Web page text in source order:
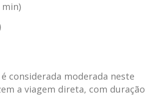
min)
considerada moderada neste
a viagem direta, com duração